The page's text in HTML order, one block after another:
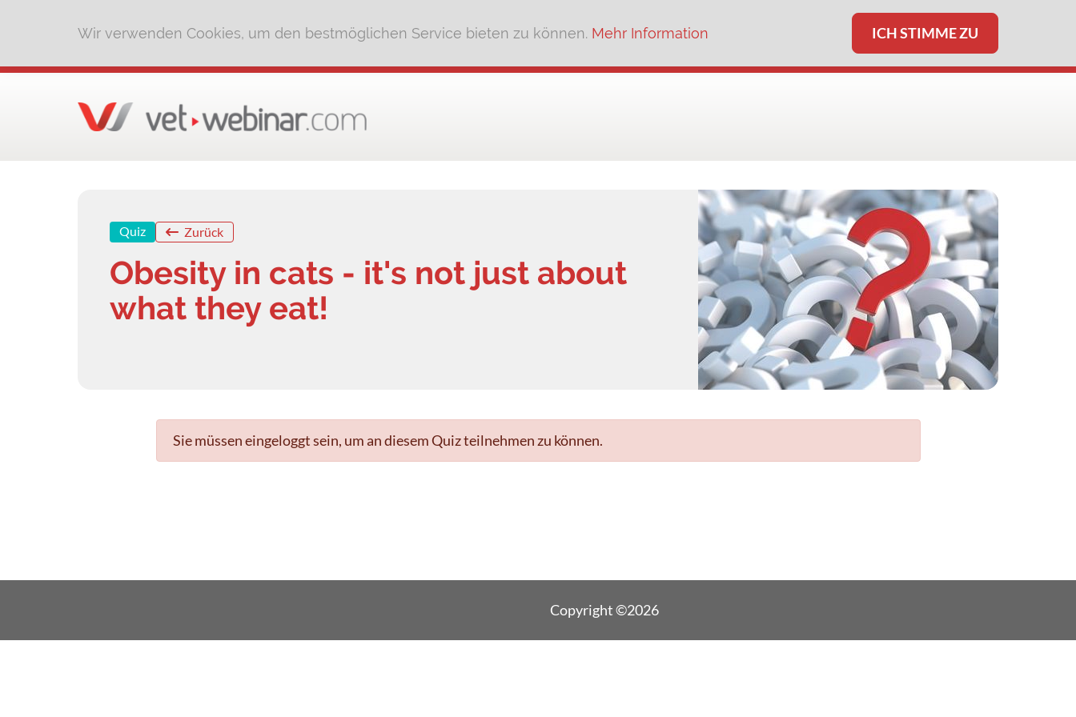
Wir verwenden Cookies, um den bestmöglichen Service bieten zu können. Mehr Information ICH STIMME ZU
Quiz Zurück
Obesity in cats - it's not just about
what they eat!
Sie müssen eingeloggt sein, um an diesem Quiz teilnehmen zu können.
Copyright ©2026